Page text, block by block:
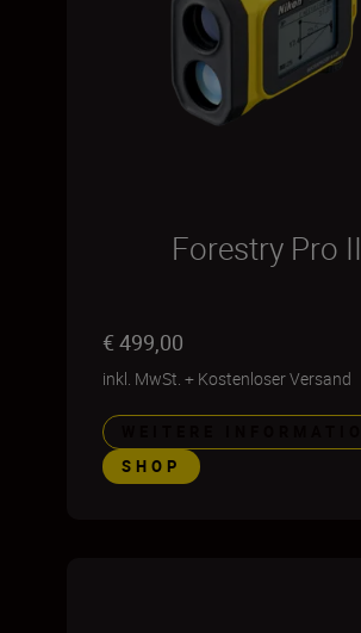
Forestry Pro II
€ 499,00
inkl. MwSt. + Kostenloser Versand
SHOP